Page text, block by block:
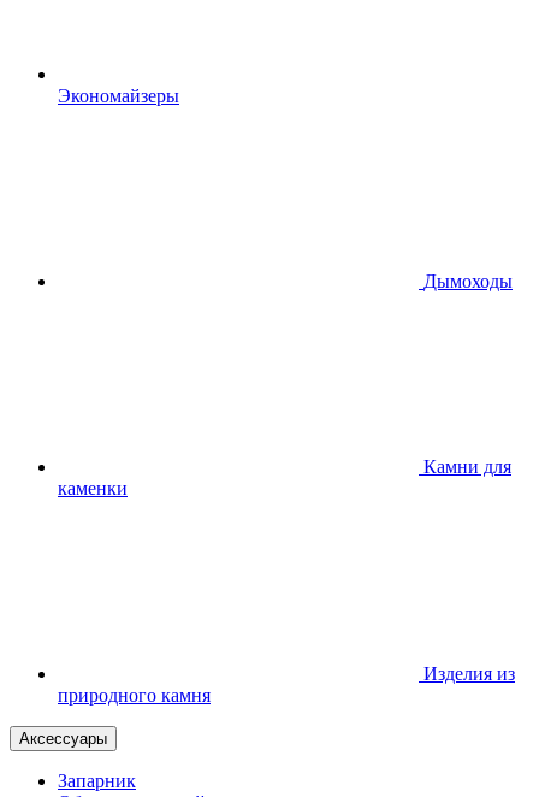
Экономайзеры
Дымоходы
Камни для
каменки
Изделия из
природного камня
Аксессуары
Запарник